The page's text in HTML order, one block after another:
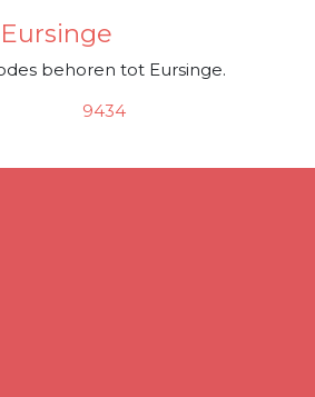
behoren tot Eursinge.
9434